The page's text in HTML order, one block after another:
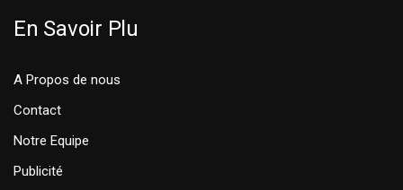
En Savoir Plu
A Propos de nous
Contact
Notre Equipe
Publicité